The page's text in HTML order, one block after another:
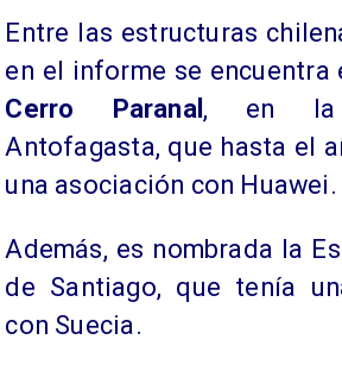
Entre las estructuras
en el informe se encuentra
Cerro Paranal , en la
Antofagasta, que hasta el
una asociación con Huawei.
Además, es nombrada la
de Santiago, que tenía
con Suecia.